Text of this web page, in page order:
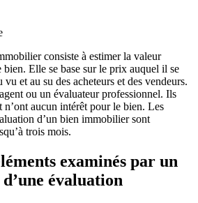
consiste à estimer la valeur
bien. Elle se base sur le prix auquel il se
et au su des acheteurs et des vendeurs.
ou un évaluateur professionnel. Ils
n’ont aucun intérêt pour le bien. Les
d’un bien immobilier sont
trois mois.
examinés par un
évaluation